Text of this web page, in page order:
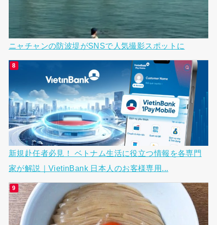
ニャチャンの防波堤がSNSで人気撮影スポットに
新規赴任者必見！ ベトナム生活に役立つ情報を各専門
家が解説｜VietinBank 日本人のお客様専用...